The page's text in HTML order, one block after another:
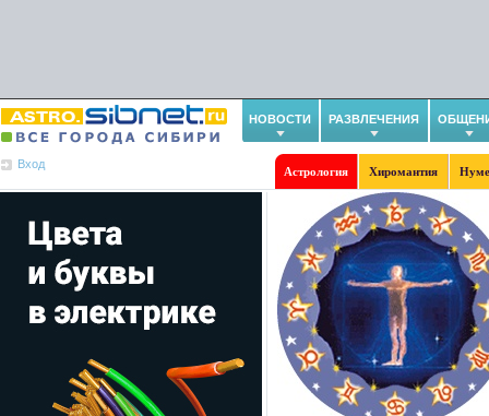
НОВОСТИ РАЗВЛЕЧЕНИЯ
Вход
Астрология Хиромантия